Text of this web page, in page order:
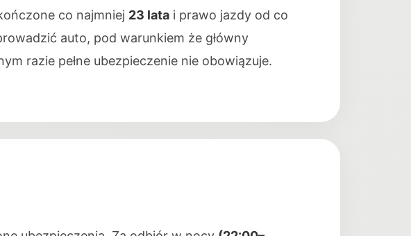
co najmniej 23 lata i prawo jazdy od co
auto, pod warunkiem że główny
razie pełne ubezpieczenie nie obowiązuje.